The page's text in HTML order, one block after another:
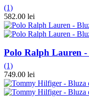
(1)
582.00 lei
Polo Ralph Lauren
(1)
749.00 lei